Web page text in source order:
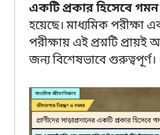
একটি প্রকার হিসেবে
হয়েছে। মাধ্যমিক পরীক্ষা
পরীক্ষায় এই প্রশ্নটি প্রায়ই
জন্য বিশেষভাবে গুরুত্বপূর্ণ।